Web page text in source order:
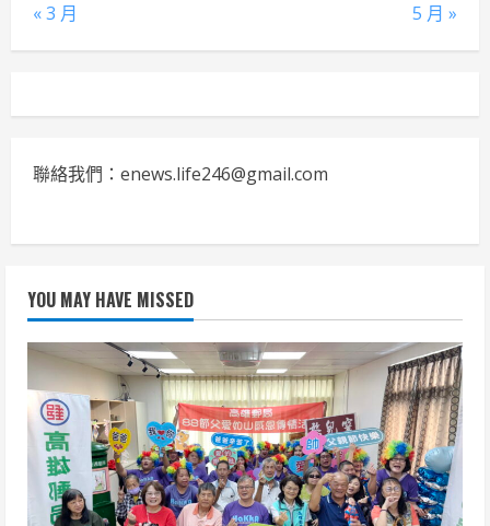
« 3 月
5 月 »
聯絡我們：enews.life246@gmail.com
YOU MAY HAVE MISSED